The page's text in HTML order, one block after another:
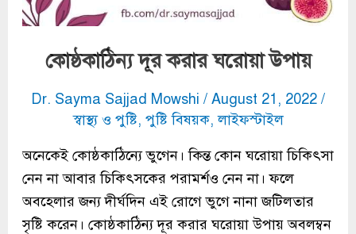
কোষ্ঠকাঠিন্য দূর করার ঘরোয়া উপায়
Dr. Sayma Sajjad Mowshi / August 21, 2022 /
স্বাস্থ্য ও পুষ্টি, পুষ্টি বিষয়ক,লাইফস্টাইল
অনেকেই কোষ্ঠকাঠিন্যে ভুগেন। কিন্ত কোন ঘরোয়া চিকিৎসা
নেন না আবার চিকিৎসকের পরামর্শও নেন না। ফলে
অবহেলার জন্য দীর্ঘদিন এই রোগে ভুগে নানা জটিলতার
সৃষ্টি করেন। কোষ্ঠকাঠিন্য দূর করার ঘরোয়া উপায় অবলম্বন